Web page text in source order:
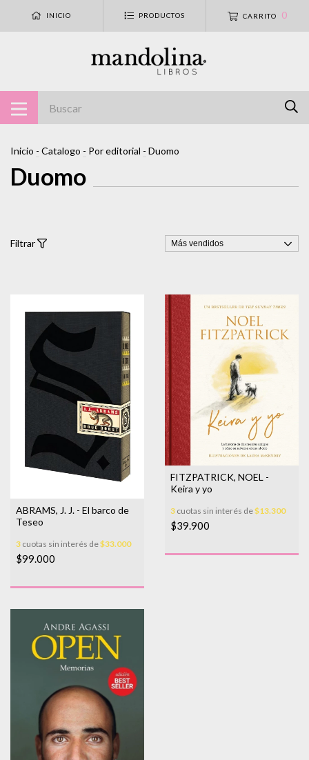
INICIO PRODUCTOS CARRITO 0
Inicio - Catalogo - Por editorial - Duomo
Duomo
Filtrar
ABRAMS, J. J. - El barco de
Teseo
3 cuotas sin interés de$33.000
$99.000
FITZPATRICK, NOEL -
Keira y yo
3 cuotas sin interés de$13.300
$39.900